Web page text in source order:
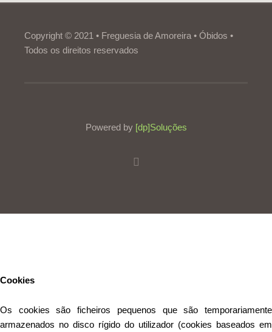
Copyright © 2021 • Freguesia de Amoreira • Óbidos •
Todos os direitos reservados
Powered by [dp]Soluções
Cookies
Os cookies são ficheiros pequenos que são temporariamente
armazenados no disco rígido do utilizador (cookies baseados em